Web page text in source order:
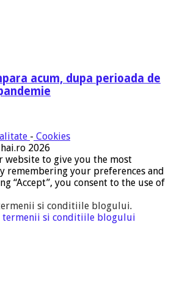
acum, dupa perioada de
- Cookies
2026
website to give you the most
remembering your preferences and
“Accept”, you consent to the use of
si conditiile blogului.
termenii si conditiile blogului